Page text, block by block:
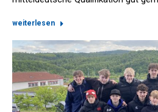
weiterlesen